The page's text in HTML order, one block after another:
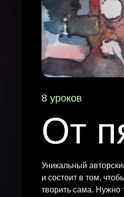
8 уроков
От
Уникальный
и состоит в том,
творить сама. Нужно